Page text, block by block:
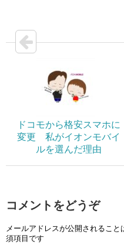
ドコモから格安スマホに
変更 私がイオンモバイ
ルを選んだ理由
コメントをどうぞ
メールアドレスが公開されること
須項目です